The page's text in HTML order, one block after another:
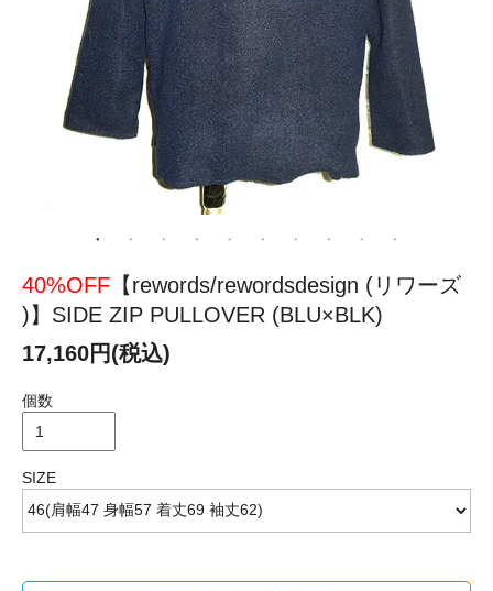
40%OFF 【rewords/rewordsdesign (リワーズ
)】SIDE ZIP PULLOVER (BLU×BLK)
17,160円(税込)
個数
SIZE